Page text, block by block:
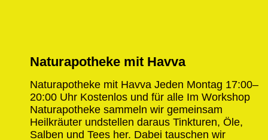
Naturapotheke mit Havva
Naturapotheke mit Havva Jeden Montag 17:00–
20:00 Uhr Kostenlos und für alle​ Im Workshop
Naturapotheke sammeln wir gemeinsam
Heilkräuter undstellen daraus Tinkturen, Öle,
Salben und Tees her. Dabei tauschen wir